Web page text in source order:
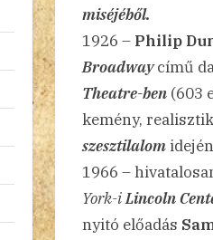
miséjéből.
1926 – Philip
Broadwaycímű
Theatre-ben (603
kemény,
szesztilalom
1966 –
York-iLincoln
nyitó előadás